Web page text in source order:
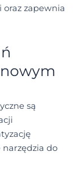
zapewnia
są
do